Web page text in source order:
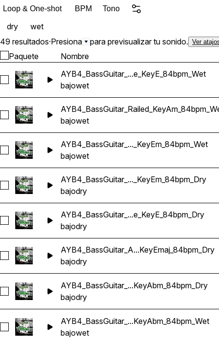
Loop & One-shot BPM Tono
dry
wet
49 resultados·Presiona para previsualizar tu sonido. Ver
Paquete Nombre
Seleccionar
AYB4_BassGuitar_...e_KeyE_84bpm_Wet
bajowet
Seleccionar AYB4_BassGuitar_Railed_KeyAm_84bpm_Wet
bajowet
Seleccionar
AYB4_BassGuitar_..._KeyEm_84bpm_Wet
bajowet
Seleccionar
AYB4_BassGuitar_..._KeyEm_84bpm_Dry
bajodry
Seleccionar
AYB4_BassGuitar_...e_KeyE_84bpm_Dry
bajodry
Seleccionar AYB4_BassGuitar_Attitude_KeyEmaj_84bpm_Dry
AYB4_BassGuitar_A...KeyEmaj_84bpm_Dry
bajodry
Seleccionar AYB4_BassGuitar_ClapTrap_KeyAbm_84bpm_Dry
AYB4_BassGuitar_...KeyAbm_84bpm_Dry
bajodry
Seleccionar
AYB4_BassGuitar_...KeyAbm_84bpm_Wet
bajowet